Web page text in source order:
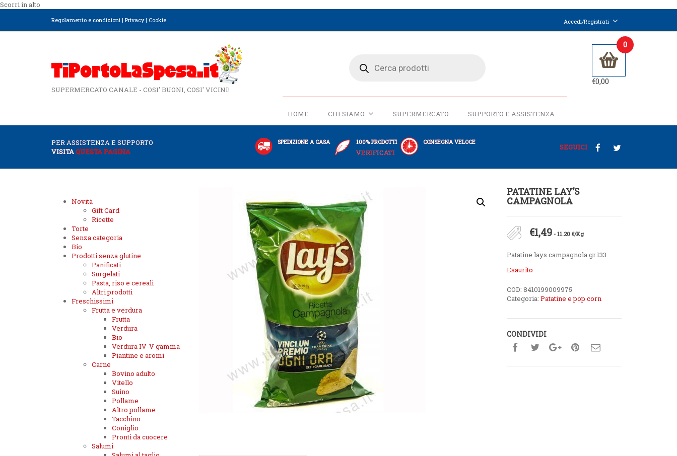
Scorri in alto
Regolamento e condizioni | Privacy| Cookie Accedi/Registrati
SUPERMERCATO CANALE - COSI' BUONI, COSI' VICINI!
HOME CHI SIAMO SUPERMERCATO SUPPORTO E ASSISTENZA
0
€0,00
PER ASSISTENZA E SUPPORTO
VISITAQUESTA PAGINA
SPEDIZIONE A CASA 100% PRODOTTI
VERIFICATI
CONSEGNA VELOCE
SEGUICI
PATATINE LAY’S
CAMPAGNOLA
€1,49 - 11.20 €/Kg
Patatine lays campagnola gr.133
Esaurito
COD:8410199009975
Categoria:Patatine e pop corn
CONDIVIDI
Novità
Gift Card
Ricette
Torte
Senza categoria
Bio
Prodotti senza glutine
Panificati
Surgelati
Pasta, riso e cereali
Altri prodotti
Freschissimi
Frutta e verdura
Frutta
Verdura
Bio
Verdura IV-V gamma
Piantine e aromi
Carne
Bovino adulto
Vitello
Suino
Pollame
Altro pollame
Tacchino
Coniglio
Pronti da cuocere
Salumi